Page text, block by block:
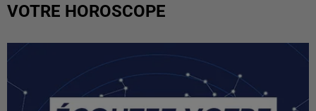
VOTRE HOROSCOPE